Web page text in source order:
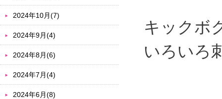
キックボ
いろいろ
2024年10月(7)
2024年9月(4)
2024年8月(6)
2024年7月(4)
2024年6月(8)